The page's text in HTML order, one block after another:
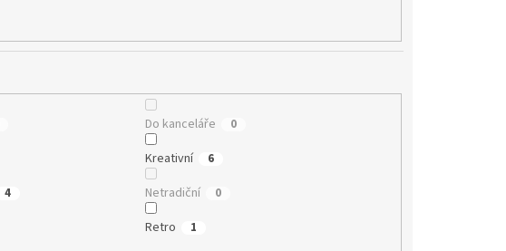
Do kanceláře 0
Kreativní 6
4 Netradiční 0
Retro 1